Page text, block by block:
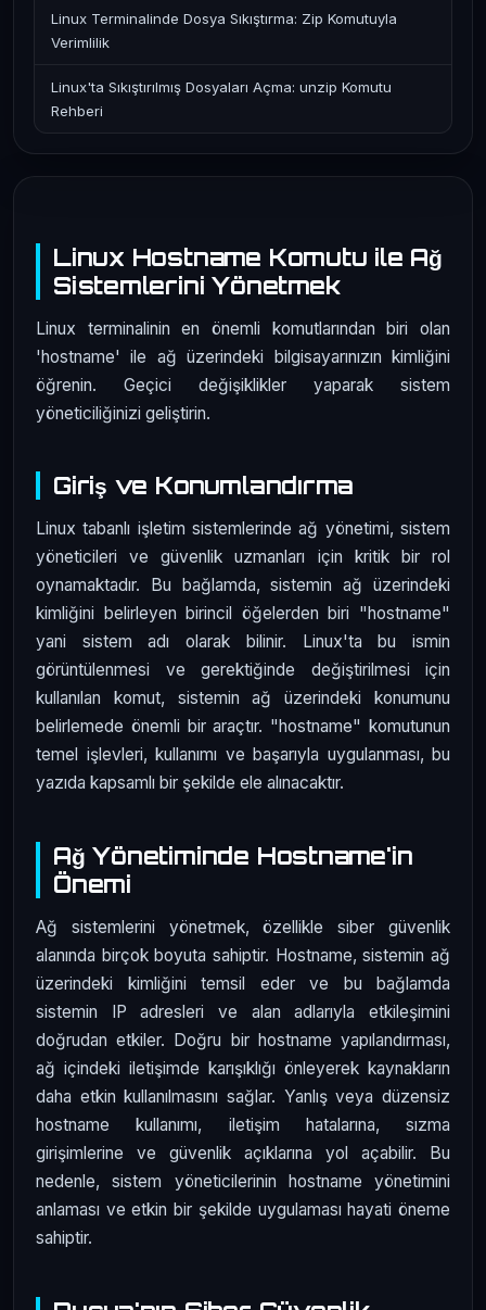
Linux Hostname Komutu ile Ağ
Sistemlerini Yönetmek
Linux terminalinin en önemli komutlarından biri olan
'hostname' ile ağ üzerindeki bilgisayarınızın kimliğini
öğrenin. Geçici değişiklikler yaparak sistem
yöneticiliğinizi geliştirin.
Giriş ve Konumlandırma
Linux tabanlı işletim sistemlerinde ağ yönetimi, sistem
yöneticileri ve güvenlik uzmanları için kritik bir rol
oynamaktadır. Bu bağlamda, sistemin ağ üzerindeki
kimliğini belirleyen birincil öğelerden biri "hostname"
yani sistem adı olarak bilinir. Linux'ta bu ismin
görüntülenmesi ve gerektiğinde değiştirilmesi için
kullanılan komut, sistemin ağ üzerindeki konumunu
belirlemede önemli bir araçtır. "hostname" komutunun
temel işlevleri, kullanımı ve başarıyla uygulanması, bu
yazıda kapsamlı bir şekilde ele alınacaktır.
Ağ Yönetiminde Hostname'in
Önemi
Ağ sistemlerini yönetmek, özellikle siber güvenlik
alanında birçok boyuta sahiptir. Hostname, sistemin ağ
üzerindeki kimliğini temsil eder ve bu bağlamda
sistemin IP adresleri ve alan adlarıyla etkileşimini
doğrudan etkiler. Doğru bir hostname yapılandırması,
ağ içindeki iletişimde karışıklığı önleyerek kaynakların
daha etkin kullanılmasını sağlar. Yanlış veya düzensiz
hostname kullanımı, iletişim hatalarına, sızma
girişimlerine ve güvenlik açıklarına yol açabilir. Bu
nedenle, sistem yöneticilerinin hostname yönetimini
anlaması ve etkin bir şekilde uygulaması hayati öneme
sahiptir.
Linux Terminalinde Dosya Sıkıştırma: Zip Komutuyla
Verimlilik
Linux'ta Sıkıştırılmış Dosyaları Açma: unzip Komutu
Rehberi